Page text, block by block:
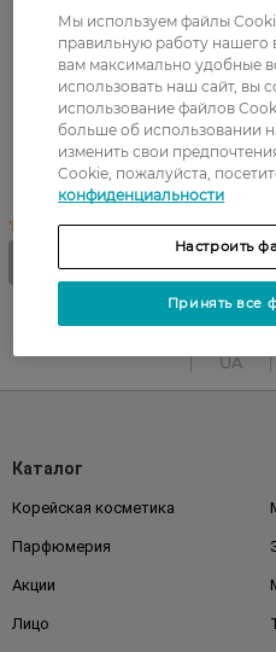
Подгузники детские
Bambik одноразовые
Medium размер 5 JUNIOR 11-
25 кг 32шт
UA
Каталог
Корейская косметика
Парфюмерия
Акции
Лицо
Мы используем файлы
правильную работу нашего
вам максимально удобные
использовать наш сайт, вы
использование файлов
больше об использовании
изменить свои
Cookie, пожалуйста,
конфиденциальности
Настроить
Принять все